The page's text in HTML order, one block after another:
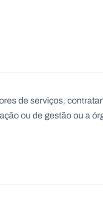
de serviços,
ou de gestão ou a